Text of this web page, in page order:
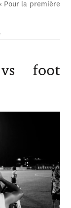
Pour la première
foot